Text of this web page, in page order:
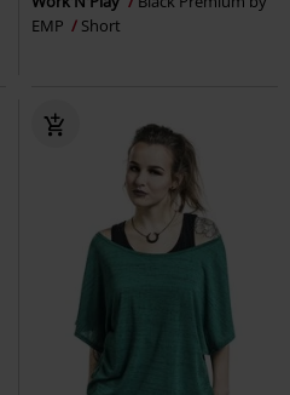
EMP
Short